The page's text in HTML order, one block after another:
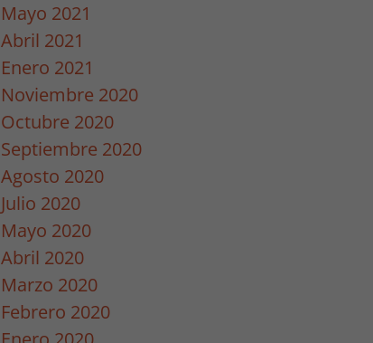
Mayo 2021
Abril 2021
Enero 2021
Noviembre 2020
Octubre 2020
Septiembre 2020
Agosto 2020
Julio 2020
Mayo 2020
Abril 2020
Marzo 2020
Febrero 2020